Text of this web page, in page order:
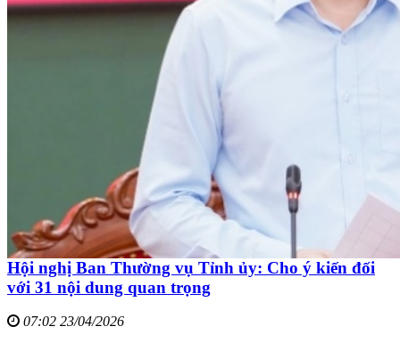
Hội nghị Ban Thường vụ Tỉnh ủy: Cho ý kiến đối
với 31 nội dung quan trọng
07:02 23/04/2026